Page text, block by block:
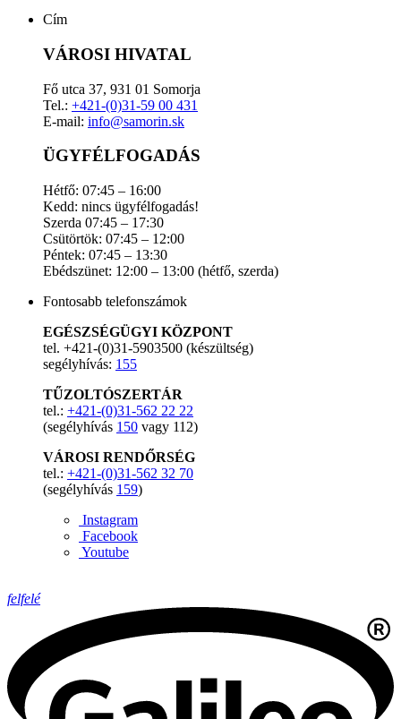
Cím
VÁROSI HIVATAL
Fő utca 37, 931 01 Somorja
Tel.: +421-(0)31-59 00 431
E-mail: info@samorin.sk
ÜGYFÉLFOGADÁS
Hétfő: 07:45 – 16:00
Kedd: nincs ügyfélfogadás!
Szerda 07:45 – 17:30
Csütörtök: 07:45 – 12:00
Péntek: 07:45 – 13:30
Ebédszünet: 12:00 – 13:00 (hétfő, szerda)
Fontosabb telefonszámok
EGÉSZSÉGÜGYI KÖZPONT
tel. +421-(0)31-5903500 (készültség)
segélyhívás: 155
TŰZOLTÓSZERTÁR
tel.: +421-(0)31-562 22 22
(segélyhívás 150 vagy 112)
VÁROSI RENDŐRSÉG
tel.: +421-(0)31-562 32 70
(segélyhívás 159)
Instagram
Facebook
Youtube
felfelé